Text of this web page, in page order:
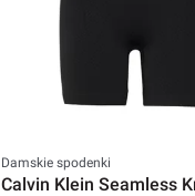
Damskie spodenki
Calvin Klein Seamless